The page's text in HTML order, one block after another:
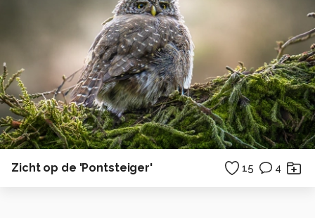
Zicht op de 'Pontsteiger' 15 4